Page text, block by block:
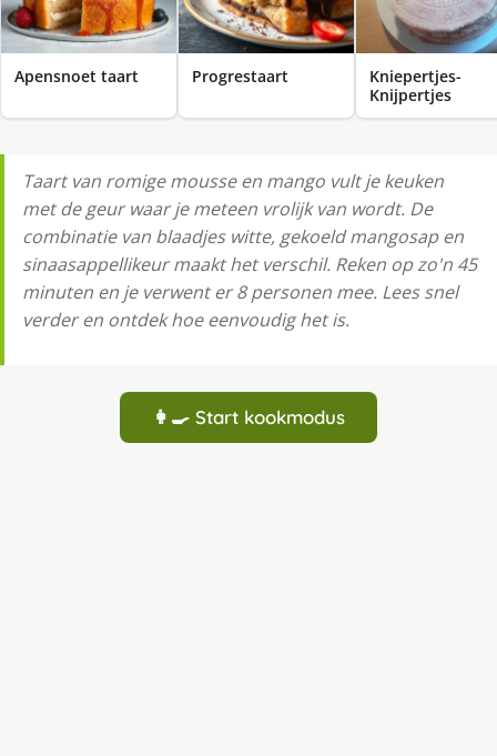
Apensnoet taart Progrestaart
Kniepertjes-
Knijpertjes
Taart van romige mousse en mango vult je keuken
met de geur waar je meteen vrolijk van wordt. De
combinatie van blaadjes witte, gekoeld mangosap en
sinaasappellikeur maakt het verschil. Reken op zo'n 45
minuten en je verwent er 8 personen mee. Lees snel
verder en ontdek hoe eenvoudig het is.
👩‍🍳 Start kookmodus